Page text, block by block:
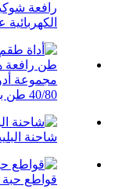
مجموعة
40/80 طن بنيوم...
شاحنة
قواطع حبة